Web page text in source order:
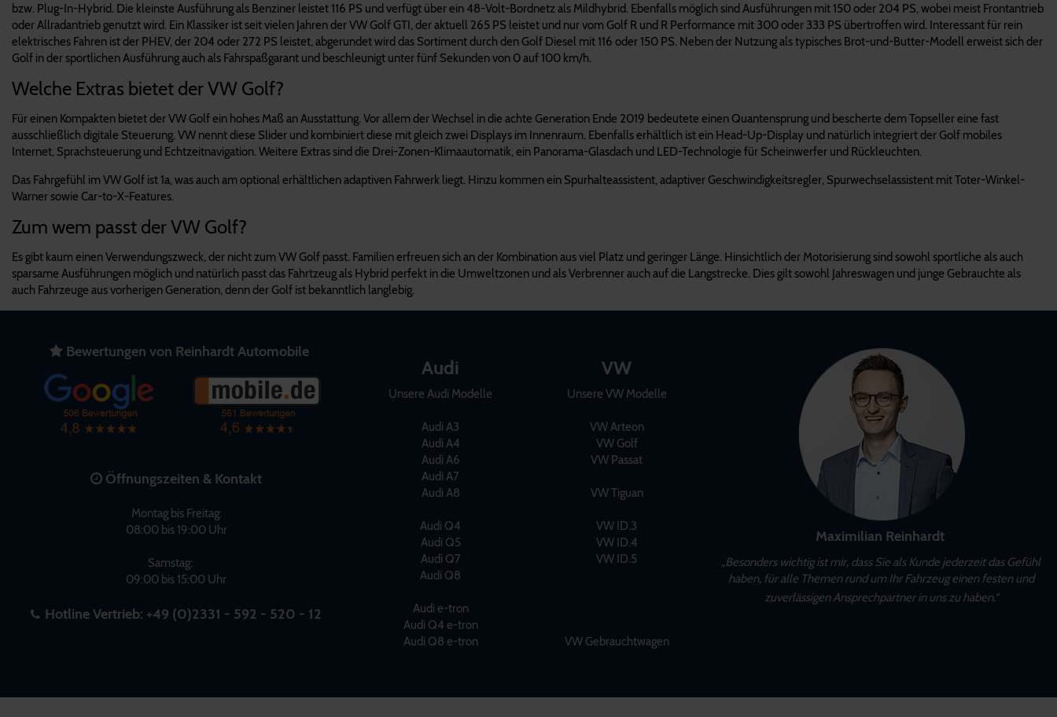
bzw. Plug-In-Hybrid. Die kleinste Ausführung als Benziner leistet 116 PS und verfügt über ein 48-Volt-Bordnetz als Mildhybrid. Ebenfalls möglich sind Ausführungen mit 150 oder 204 PS, wobei meist Frontantrieb
oder Allradantrieb genutzt wird. Ein Klassiker ist seit vielen Jahren der VW Golf GTI, der aktuell 265 PS leistet und nur vom Golf R und R Performance mit 300 oder 333 PS übertroffen wird. Interessant für rein
elektrisches Fahren ist der PHEV, der 204 oder 272 PS leistet, abgerundet wird das Sortiment durch den Golf Diesel mit 116 oder 150 PS. Neben der Nutzung als typisches Brot-und-Butter-Modell erweist sich der
Golf in der sportlichen Ausführung auch als Fahrspaßgarant und beschleunigt unter fünf Sekunden von 0 auf 100 km/h.
Welche Extras bietet der VW Golf?
Für einen Kompakten bietet der VW Golf ein hohes Maß an Ausstattung. Vor allem der Wechsel in die achte Generation Ende 2019 bedeutete einen Quantensprung und bescherte dem Topseller eine fast
ausschließlich digitale Steuerung. VW nennt diese Slider und kombiniert diese mit gleich zwei Displays im Innenraum. Ebenfalls erhältlich ist ein Head-Up-Display und natürlich integriert der Golf mobiles
Internet, Sprachsteuerung und Echtzeitnavigation. Weitere Extras sind die Drei-Zonen-Klimaautomatik, ein Panorama-Glasdach und LED-Technologie für Scheinwerfer und Rückleuchten.
Das Fahrgefühl im VW Golf ist 1a, was auch am optional erhältlichen adaptiven Fahrwerk liegt. Hinzu kommen ein Spurhalteassistent, adaptiver Geschwindigkeitsregler, Spurwechselassistent mit Toter-Winkel-
Warner sowie Car-to-X-Features.
Zum wem passt der VW Golf?
Es gibt kaum einen Verwendungszweck, der nicht zum VW Golf passt. Familien erfreuen sich an der Kombination aus viel Platz und geringer Länge. Hinsichtlich der Motorisierung sind sowohl sportliche als auch
sparsame Ausführungen möglich und natürlich passt das Fahrtzeug als Hybrid perfekt in die Umweltzonen und als Verbrenner auch auf die Langstrecke. Dies gilt sowohl Jahreswagen und junge Gebrauchte als
auch Fahrzeuge aus vorherigen Generation, denn der Golf ist bekanntlich langlebig.
Bewertungen von Reinhardt Automobile
Öffnungszeiten & Kontakt
Montag bis Freitag:
08:00 bis 19:00 Uhr
Samstag:
09:00 bis 15:00 Uhr
Hotline Vertrieb: +49 (0)2331 - 592 - 520 - 12
Audi
Unsere Audi Modelle
Audi A3
Audi A4
Audi A6
Audi A7
Audi A8
Audi Q4
Audi Q5
Audi Q7
Audi Q8
Audi e-tron
Audi Q4 e-tron
Audi Q8 e-tron
VW
Unsere VW Modelle
VW Arteon
VW Golf
VW Passat
VW Tiguan
VW ID.3
VW ID.4
VW ID.5
VW Gebrauchtwagen
Maximilian Reinhardt
„Besonders wichtig ist mir, dass Sie als Kunde jederzeit das Gefühl
haben, für alle Themen rund um Ihr Fahrzeug einen festen und
zuverlässigen Ansprechpartner in uns zu haben.“